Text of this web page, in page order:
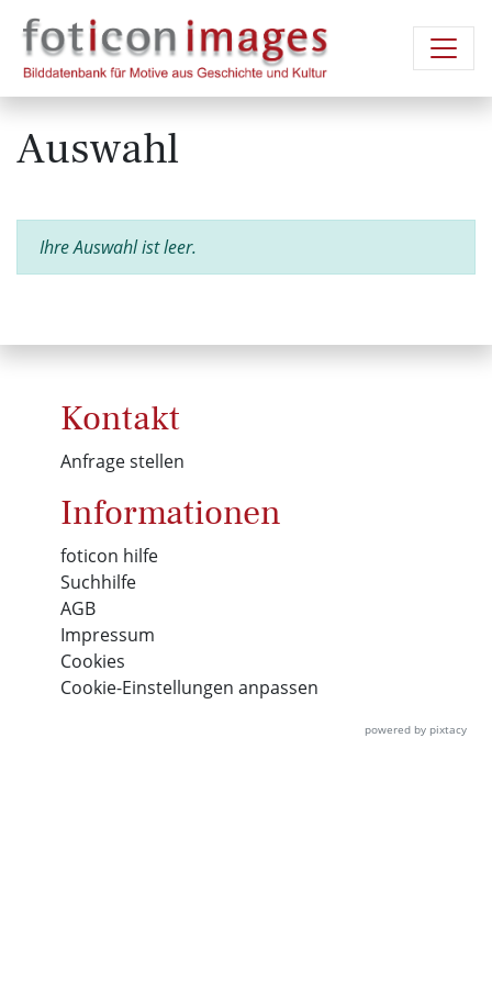
Auswahl
Ihre Auswahl ist leer.
Kontakt
Anfrage stellen
Informationen
foticon hilfe
Suchhilfe
AGB
Impressum
Cookies
Cookie-Einstellungen anpassen
powered by pixtacy